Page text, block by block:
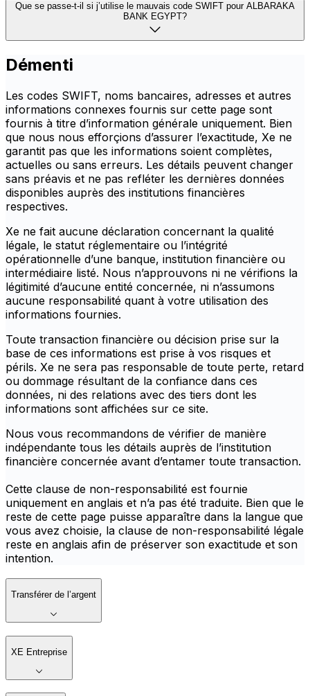
Que se passe-t-il si j’utilise le mauvais code SWIFT pour ALBARAKA
BANK EGYPT?
Démenti
Les codes SWIFT, noms bancaires, adresses et autres
informations connexes fournis sur cette page sont
fournis à titre d’information générale uniquement. Bien
que nous nous efforçions d’assurer l’exactitude, Xe ne
garantit pas que les informations soient complètes,
actuelles ou sans erreurs. Les détails peuvent changer
sans préavis et ne pas refléter les dernières données
disponibles auprès des institutions financières
respectives.
Xe ne fait aucune déclaration concernant la qualité
légale, le statut réglementaire ou l’intégrité
opérationnelle d’une banque, institution financière ou
intermédiaire listé. Nous n’approuvons ni ne vérifions la
légitimité d’aucune entité concernée, ni n’assumons
aucune responsabilité quant à votre utilisation des
informations fournies.
Toute transaction financière ou décision prise sur la
base de ces informations est prise à vos risques et
périls. Xe ne sera pas responsable de toute perte, retard
ou dommage résultant de la confiance dans ces
données, ni des relations avec des tiers dont les
informations sont affichées sur ce site.
Nous vous recommandons de vérifier de manière
indépendante tous les détails auprès de l’institution
financière concernée avant d’entamer toute transaction.
Cette clause de non-responsabilité est fournie
uniquement en anglais et n’a pas été traduite. Bien que le
reste de cette page puisse apparaître dans la langue que
vous avez choisie, la clause de non-responsabilité légale
reste en anglais afin de préserver son exactitude et son
intention.
Transférer de l’argent
XE Entreprise